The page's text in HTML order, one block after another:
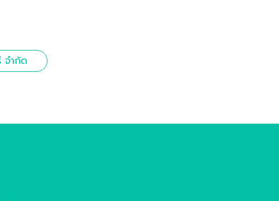
จำกัด